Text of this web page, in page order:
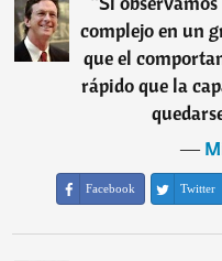
complejo en un
que el
rápido que la
―
Facebook Twitter